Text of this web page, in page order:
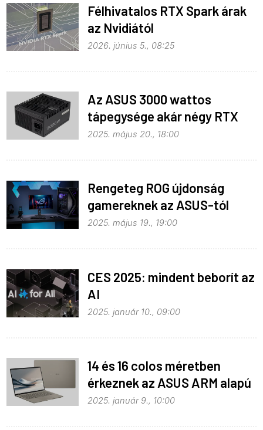
Félhivatalos RTX Spark árak
az Nvidiától
2026. június 5., 08:25
Az ASUS 3000 wattos
tápegysége akár négy RTX
5090-et is meghajt
2025. május 20., 18:00
Rengeteg ROG újdonság
gamereknek az ASUS-tól
2025. május 19., 19:00
CES 2025: mindent beborít az
AI
2025. január 10., 09:00
14 és 16 colos méretben
érkeznek az ASUS ARM alapú
notebookjai
2025. január 9., 10:00